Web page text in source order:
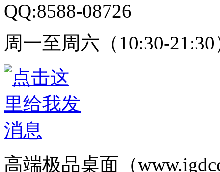
QQ:8588-08726
周一至周六（10:30-21:30
高端极品桌面（